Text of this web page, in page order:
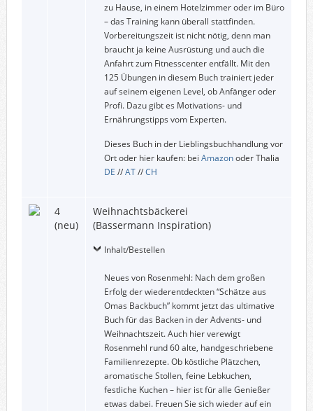
zu Hause, in einem Hotelzimmer oder im Büro
– das Training kann überall stattfinden.
Vorbereitungszeit ist nicht nötig, denn man
braucht ja keine Ausrüstung und auch die
Anfahrt zum Fitnesscenter entfällt. Mit den
125 Übungen in diesem Buch trainiert jeder
auf seinem eigenen Level, ob Anfänger oder
Profi. Dazu gibt es Motivations- und
Ernährungstipps vom Experten.
Dieses Buch in der Lieblingsbuchhandlung vor
Ort oder hier kaufen: bei Amazonoder Thalia
DE //AT//CH
4
(neu)
Weihnachtsbäckerei
(Bassermann Inspiration)
Inhalt/Bestellen
Neues von Rosenmehl: Nach dem großen
Erfolg der wiederentdeckten “Schätze aus
Omas Backbuch” kommt jetzt das ultimative
Buch für das Backen in der Advents- und
Weihnachtszeit. Auch hier verewigt
Rosenmehl rund 60 alte, handgeschriebene
Familienrezepte. Ob köstliche Plätzchen,
aromatische Stollen, feine Lebkuchen,
festliche Kuchen – hier ist für alle Genießer
etwas dabei. Freuen Sie sich wieder auf ein